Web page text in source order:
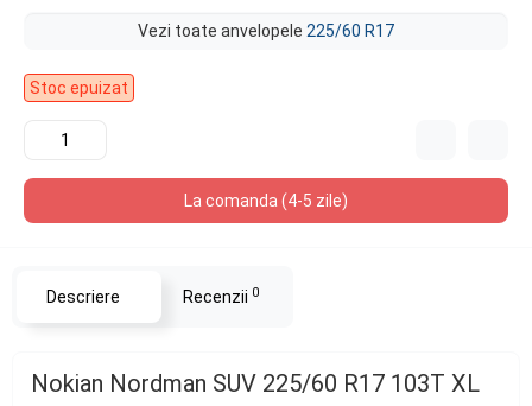
Vezi toate anvelopele 225/60 R17
Stoc epuizat
La comanda (4-5 zile)
Descriere Recenzii 0
Nokian Nordman SUV 225/60 R17 103T XL